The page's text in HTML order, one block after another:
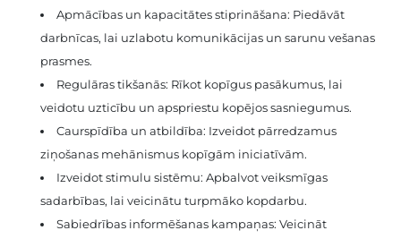
Apmācības un kapacitātes stiprināšana: Piedāvāt
darbnīcas, lai uzlabotu komunikācijas un sarunu vešanas
prasmes.
Regulāras tikšanās: Rīkot kopīgus pasākumus, lai
veidotu uzticību un apspriestu kopējos sasniegumus.
Caurspīdība un atbildība: Izveidot pārredzamus
ziņošanas mehānismus kopīgām iniciatīvām.
Izveidot stimulu sistēmu: Apbalvot veiksmīgas
sadarbības, lai veicinātu turpmāko kopdarbu.
Sabiedrības informēšanas kampaņas: Veicināt